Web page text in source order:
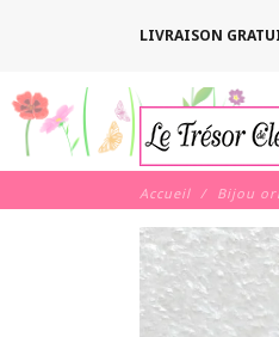
LIVRAISON
Accueil